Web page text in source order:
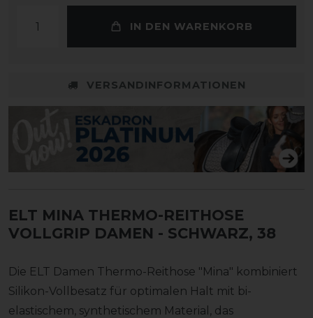
IN DEN WARENKORB
VERSANDINFORMATIONEN
ELT MINA THERMO-REITHOSE
VOLLGRIP DAMEN - SCHWARZ, 38
Die ELT Damen Thermo-Reithose "Mina" kombiniert
Silikon-Vollbesatz für optimalen Halt mit bi-
elastischem, synthetischem Material, das